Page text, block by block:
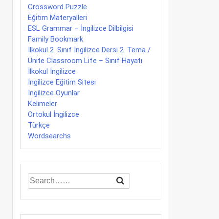
Crossword Puzzle
Eğitim Materyalleri
ESL Grammar – İngilizce Dilbilgisi
Family Bookmark
İlkokul 2. Sınıf İngilizce Dersi 2. Tema /
Ünite Classroom Life – Sınıf Hayatı
İlkokul İngilizce
İngilizce Eğitim Sitesi
İngilizce Oyunlar
Kelimeler
Ortokul İngilizce
Türkçe
Wordsearchs